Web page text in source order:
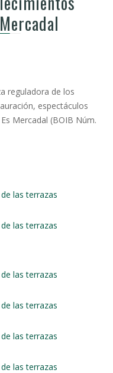
reguladora de los
espectáculos
Mercadal (BOIB Núm.
las terrazas
las terrazas
las terrazas
las terrazas
las terrazas
las terrazas